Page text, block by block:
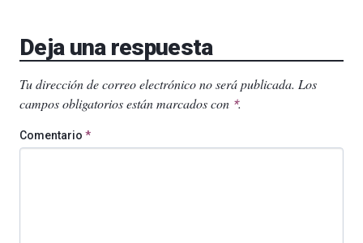
Deja una respuesta
Tu dirección de correo electrónico no será publicada. Los
campos obligatorios están marcados con *.
Comentario *